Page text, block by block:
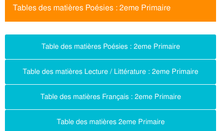
Tables des matières Poésies : 2eme Primaire
Table des matières Poésies : 2eme Primaire
Table des matières Lecture / Littérature : 2eme Primaire
Table des matières Français : 2eme Primaire
Table des matières 2eme Primaire